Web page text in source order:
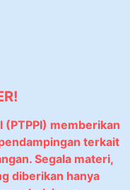
(PTPPI) memberikan
terkait
Segala materi,
diberikan hanya